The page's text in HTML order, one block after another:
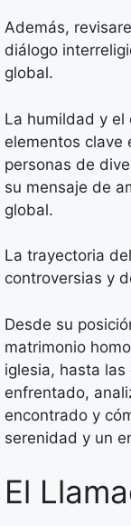
Además,
diálogo
global.
La humildad y el
elementos clave
personas de
su mensaje de
global.
La trayectoria
controversias y
Desde su
matrimonio
iglesia, hasta
enfrentado,
encontrado y
serenidad y un
El